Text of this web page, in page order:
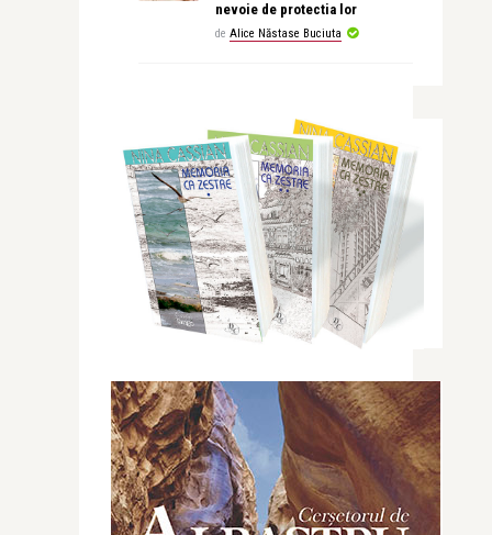
nevoie de protectia lor
de Alice Năstase Buciuta